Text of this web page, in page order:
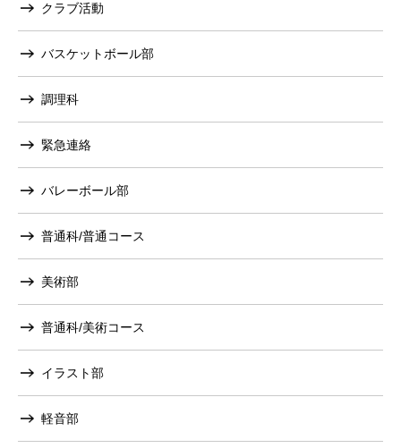
クラブ活動
バスケットボール部
調理科
緊急連絡
バレーボール部
普通科/普通コース
美術部
普通科/美術コース
イラスト部
軽音部